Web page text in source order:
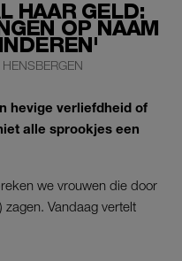
HAAR GELD:
OP NAAM
hevige verliefdheid of
alle sprookjes een
we vrouwen die door
Vandaag vertelt